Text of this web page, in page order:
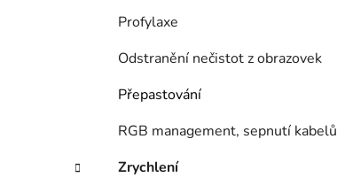
Profylaxe
Odstranění nečistot z obrazovek
Přepastování
RGB management, sepnutí kabelů
Zrychlení